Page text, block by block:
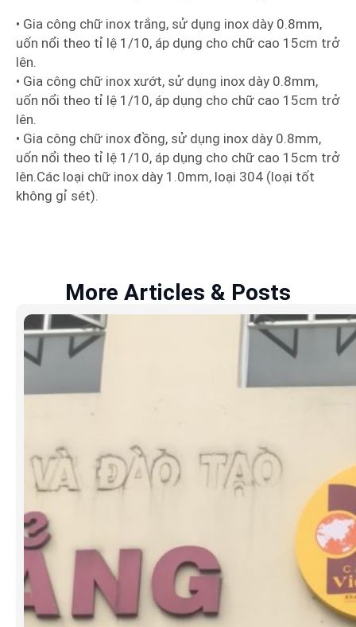
• Gia công chữ inox trắng, sử dụng inox dày 0.8mm,
uốn nổi theo tỉ lệ 1/10, áp dụng cho chữ cao 15cm trở
lên.
• Gia công chữ inox xướt, sử dụng inox dày 0.8mm,
uốn nổi theo tỉ lệ 1/10, áp dụng cho chữ cao 15cm trở
lên.
• Gia công chữ inox đồng, sử dụng inox dày 0.8mm,
uốn nổi theo tỉ lệ 1/10, áp dụng cho chữ cao 15cm trở
lên.Các loại chữ inox dày 1.0mm, loại 304 (loại tốt
không gỉ sét).
More Articles & Posts